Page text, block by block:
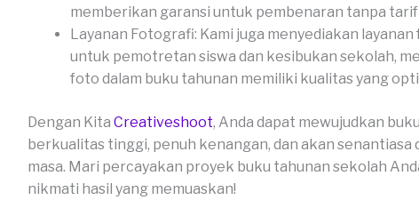
memberikan garansi untuk pembenaran tanpa
Layanan Fotografi: Kami juga menyediakan
untuk pemotretan siswa dan kesibukan sekolah,
foto dalam buku tahunan memiliki kualitas yang
Dengan Kita Creativeshoot, Anda dapat mewujudkan
berkualitas tinggi, penuh kenangan, dan akan senantiasa
masa. Mari percayakan proyek buku tahunan sekolah
nikmati hasil yang memuaskan!